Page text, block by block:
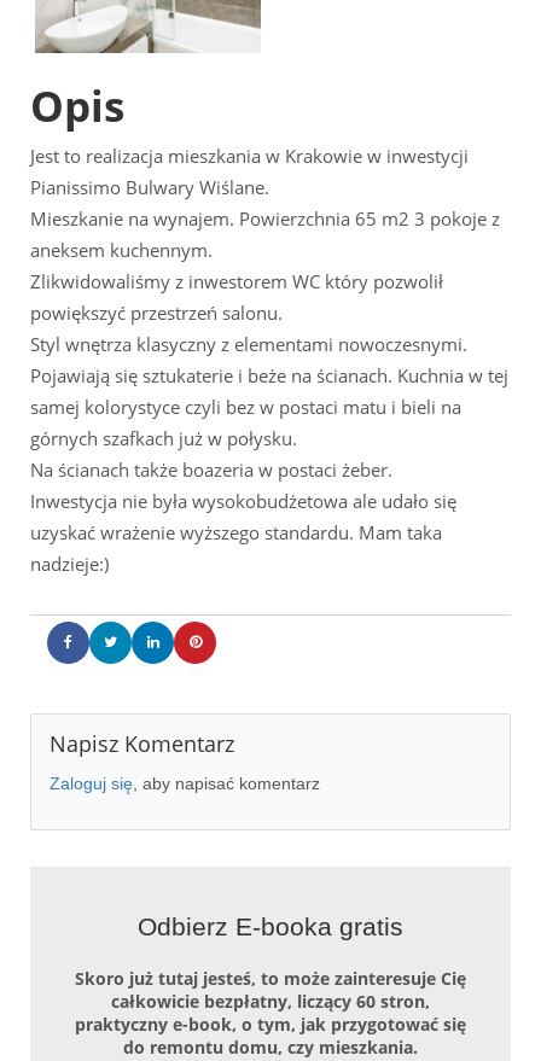
Opis
Jest to realizacja mieszkania w Krakowie w inwestycji
Pianissimo Bulwary Wiślane.
Mieszkanie na wynajem. Powierzchnia 65 m2 3 pokoje z
aneksem kuchennym.
Zlikwidowaliśmy z inwestorem WC który pozwolił
powiększyć przestrzeń salonu.
Styl wnętrza klasyczny z elementami nowoczesnymi.
Pojawiają się sztukaterie i beże na ścianach. Kuchnia w tej
samej kolorystyce czyli bez w postaci matu i bieli na
górnych szafkach już w połysku.
Na ścianach także boazeria w postaci żeber.
Inwestycja nie była wysokobudżetowa ale udało się
uzyskać wrażenie wyższego standardu. Mam taka
nadzieje:)
Napisz Komentarz
Zaloguj się, aby napisać komentarz
Odbierz E-booka gratis
Skoro już tutaj jesteś, to może zainteresuje Cię
całkowicie bezpłatny, liczący 60 stron,
praktyczny e-book, o tym, jak przygotować się
do remontu domu, czy mieszkania.